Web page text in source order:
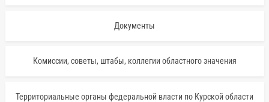
Документы
Комиссии, советы, штабы, коллегии областного значения
Территориальные органы федеральной власти по Курской области